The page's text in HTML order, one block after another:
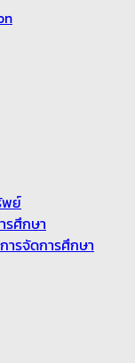
พย์
ศึกษา
ารจัดการศึกษา